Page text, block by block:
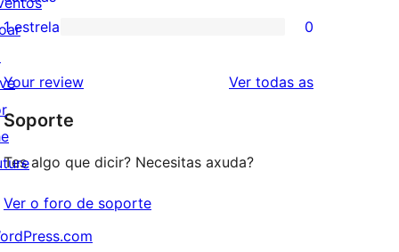
3
valoracións
2
0
de
1
estrelas
1 estrela 0
Your review Ver todas asvaloracións
Soporte
Tes algo que dicir? Necesitas axuda?
Ver o foro de soporte